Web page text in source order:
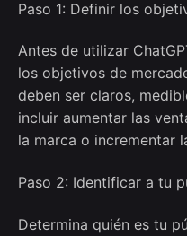
Paso 1: Definir los
Antes de utilizar
los objetivos de
deben ser claros,
incluir aumentar las
la marca o incrementar
Paso 2: Identificar a tu
Determina quién es tu